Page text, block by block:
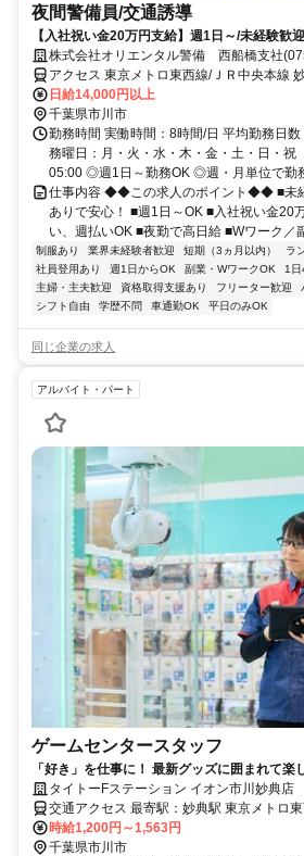
夜間警備員/交通誘導
【入社祝い金20万円支給】週1日～/未経験歓
い・週払いOK/履歴書不要！
株式会社オリエンタル警備 西船橋支社
アクセス 東京メトロ東西線/ＪＲ中央本線
メトロ東西線/ＪＲ中央本線 行徳徒歩約21
中央本線 南行徳北口徒歩約43分 (面接地/西
飾町2-380-2 ヤマゲンビル2階
日給14,000円以上
千葉県市川市
勤務時間 実働時間：8時間/日 平均勤務日
務曜日：月・火・水・木・金・土・日・祝
05:00 ◎週1日～勤務OK ◎週・月単位で勤務
仕事内容 ◆◆この求人のポイント◆◆ ■未
ありで安心！ ■週1日～OK ■入社祝い金20
い、週払いOK ■夜勤で高日給 ■Wワーク／
制服あり 業界未経験者歓迎 短期（3ヵ月以内） ラ
社員登用あり
週1日からOK 副業・WワークOK 1
主婦・主夫歓迎
資格取得支援あり フリーター歓迎
シフト自由
学歴不問 車通勤OK 平日のみOK
同じ企業の求人
アルバイト・パート
ゲームセンタースタッフ
「好き」を仕事に！ 最新グッズに囲まれて楽しく働くフロアスタッフ 土
日祝は時給200円アップ
タイトーFステーション イオン市川妙典店
交通アクセス 最寄駅：妙典駅 東京メトロ東西線妙典駅より 徒歩約3
分
時給1,200円～1,563円
千葉県市川市